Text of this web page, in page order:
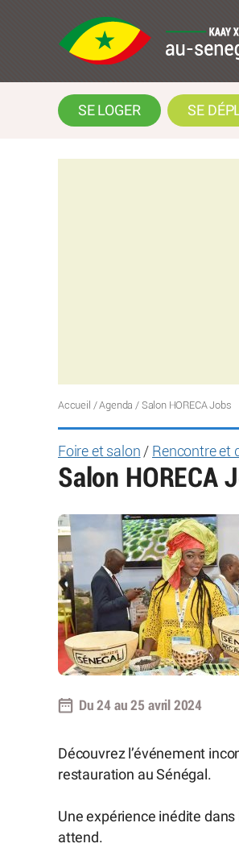
SE LOGER SE
Accueil /Agenda / Salon HORECA Jobs
Foire et salon / Rencontre et
Salon HORECA
Du 24 au 25 avril 2024
Découvrez l’événement
restauration au Sénégal.
Une expérience inédite
attend.